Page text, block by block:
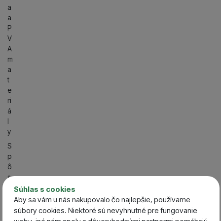
Súhlas s cookies
Aby sa vám u nás nakupovalo čo najlepšie, používame
súbory cookies. Niektoré sú nevyhnutné pre fungovanie
a
a
P
V
A
m
a
t
e
ri
á
l
y
S
p
ô
s